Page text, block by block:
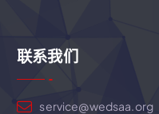
联系我们
service@wedsaa.org